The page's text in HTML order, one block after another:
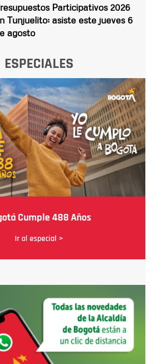
Participativos 2026
Tunjuelito: asiste este jueves 6
agosto
ESPECIALES
Cumple 488 Años
Ir al especial >